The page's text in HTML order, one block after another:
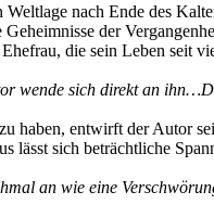
nach Ende des
der
die sein Leben seit
wende sich direkt an
haben, entwirft der Autor
lässt sich beträchtliche
an wie eine